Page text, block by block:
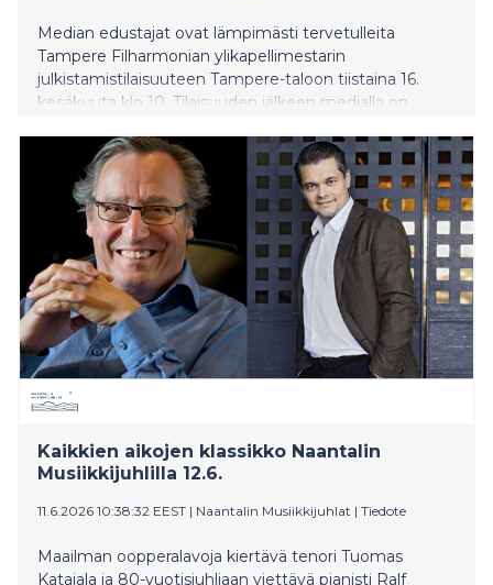
Median edustajat ovat lämpimästi tervetulleita
Tampere Filharmonian ylikapellimestarin
julkistamistilaisuuteen Tampere-taloon tiistaina 16.
kesäkuuta klo 10. Tilaisuuden jälkeen medialla on
tulevaa ylikapellimestaria ja orkesterin intendenttiä.
Kaikkien aikojen klassikko Naantalin
Musiikkijuhlilla 12.6.
11.6.2026 10:38:32 EEST | Naantalin Musiikkijuhlat | Tiedote
Maailman oopperalavoja kiertävä tenori Tuomas
Katajala ja 80-vuotisjuhliaan viettävä pianisti Ralf